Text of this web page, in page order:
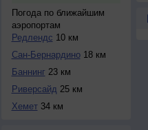
Погода по ближайшим
аэропортам
Редлендс 10 км
Сан-Бернардино18 км
Баннинг 23 км
Риверсайд 25 км
Хемет34 км